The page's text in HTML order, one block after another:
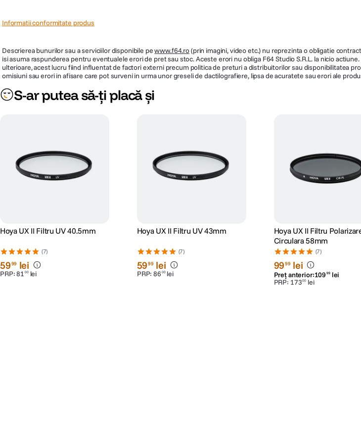
Informatii conformitate produs
Descrierea bunurilor sau a serviciilor disponibile pewww.f64.ro(prin imagini, video etc.) nu reprezinta o obligatie
isi asuma raspunderea pentru eventualele erori de pret sau stoc. Aceste erori nu obliga F64 Studio S.R.L. la nicio
ulterioare, acest lucru fiind influentat de factori externi precum politica de preturi a distribuitorilor sau disponibilitatea
omisiuni sau erori in afisare care pot surveni in urma unor greseli de dactilografiere, lipsa de acuratete sau erori ale
S-ar putea să-ți placă și
Hoya UX II Filtru UV 40.5mm
(7)
5999 lei
PRP:81 00 lei
Hoya UX II Filtru UV 43mm
(7)
5999 lei
PRP:86 00 lei
Hoya UX II Filtru
Circulara 58mm
(7)
9999 lei
Preț anterior:109 99 lei
PRP: 17300 lei